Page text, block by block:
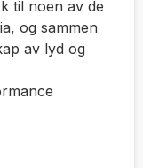
til noen av de
og sammen
av lyd og